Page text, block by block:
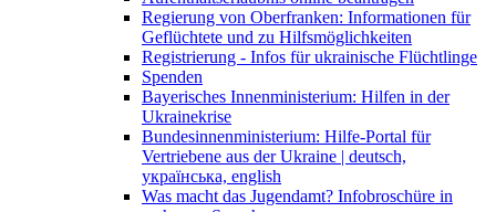
Regierung von Oberfranken: Informationen für
Geflüchtete und zu Hilfsmöglichkeiten
Registrierung - Infos für ukrainische Flüchtlinge
Spenden
Bayerisches Innenministerium: Hilfen in der
Ukrainekrise
Bundesinnenministerium: Hilfe-Portal für
Vertriebene aus der Ukraine | deutsch,
українська, english
Was macht das Jugendamt? Infobroschüre in